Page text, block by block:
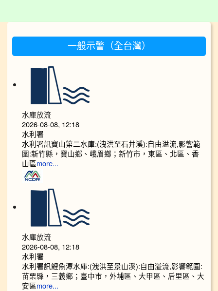
一般示警（全台灣）
水庫放流
2026-08-08, 12:18
水利署
水利署訊寶山第二水庫:(洩洪至石井溪):自由溢流,影響範
圍:新竹縣，寶山鄉、峨眉鄉；新竹市，東區、北區、香
山區more...
水庫放流
2026-08-08, 12:18
水利署
水利署訊鯉魚潭水庫:(洩洪至景山溪):自由溢流,影響範圍:
苗栗縣，三義鄉；臺中市，外埔區、大甲區、后里區、大
安區more...